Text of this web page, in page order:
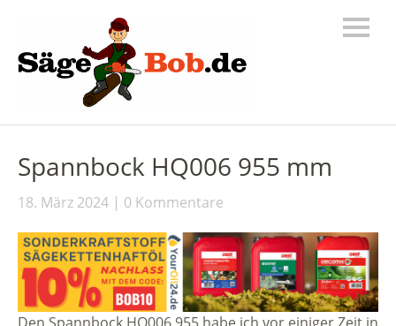
Spannbock HQ006 955 mm
18. März 2024 0 Kommentare